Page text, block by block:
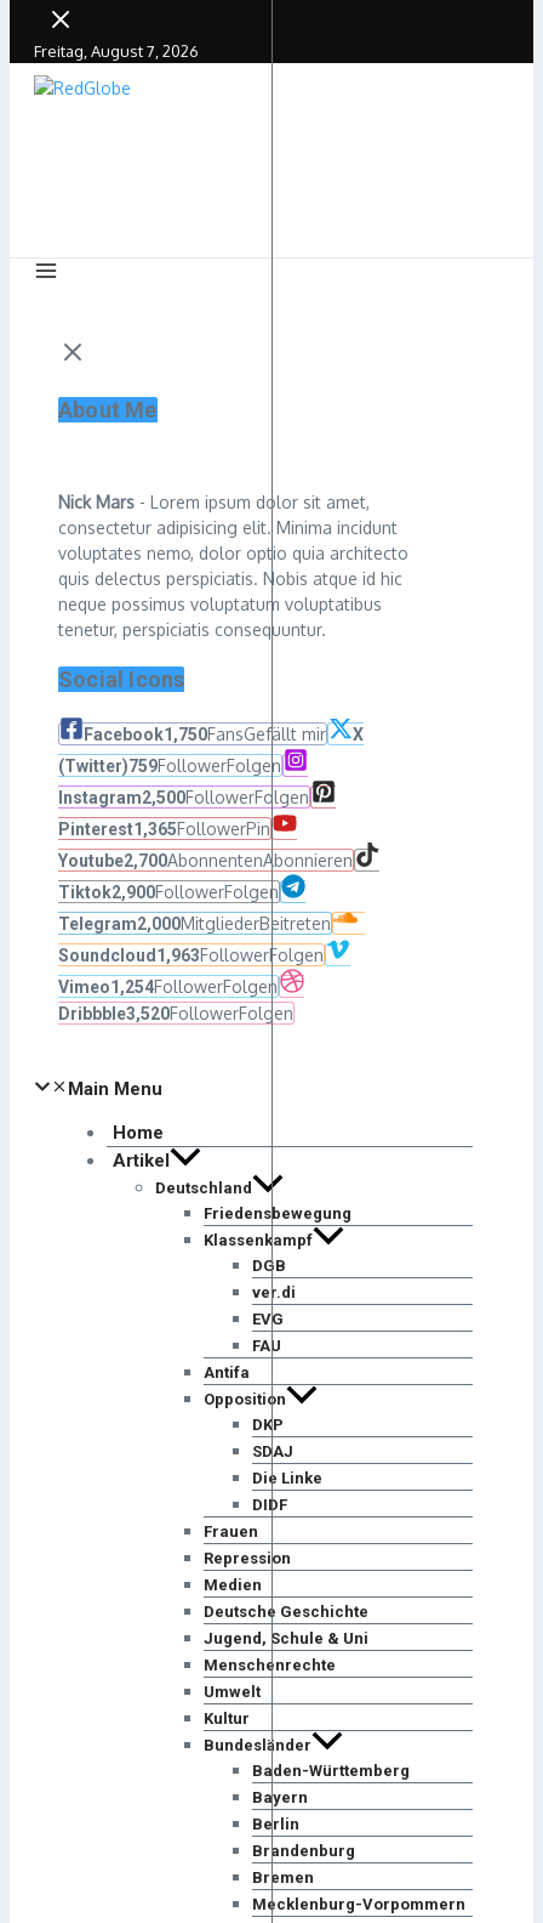
Freitag, August 7, 2026
About Me
Nick Mars - Lorem ipsum dolor sit amet,
consectetur adipisicing elit. Minima incidunt
voluptates nemo, dolor optio quia architecto
quis delectus perspiciatis. Nobis atque id hic
neque possimus voluptatum voluptatibus
tenetur, perspiciatis consequuntur.
Social Icons
Facebook1,750FansGefällt mir
X
(Twitter)759FollowerFolgen
Instagram2,500FollowerFolgen
Pinterest1,365FollowerPin
Youtube2,700AbonnentenAbonnieren
Tiktok2,900FollowerFolgen
Telegram2,000MitgliederBeitreten
Soundcloud 1,963FollowerFolgen
Vimeo1,254FollowerFolgen
Dribbble3,520FollowerFolgen
Main Menu
Home
Artikel
Deutschland
Friedensbewegung
Klassenkampf
DGB
ver.di
EVG
FAU
Antifa
Opposition
DKP
SDAJ
Die Linke
DIDF
Frauen
Repression
Medien
Deutsche Geschichte
Jugend, Schule & Uni
Menschenrechte
Umwelt
Kultur
Bundesländer
Baden-Württemberg
Bayern
Berlin
Brandenburg
Bremen
Mecklenburg-Vorpommern